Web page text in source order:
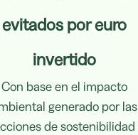
evitados por euro
invertido
Con base en el impacto
generado por las
de sostenibilidad